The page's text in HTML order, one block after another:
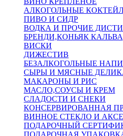
АЛКОГОЛЬНЫЕ
ПИВО И СИДР
ВОДКА И ПРОЧИЕ
БРЕНДИ,КОНЬЯК
ВИСКИ
ДИЖЕСТИВ
БЕЗАЛКОГОЛЬНЫЕ
СЫРЫ И МЯСНЫЕ
МАКАРОНЫ И РИС
МАСЛО,СОУСЫ И КРЕМ
СЛАДОСТИ И СНЕКИ
КОНСЕРВИРОВАННАЯ
ВИННОЕ СТЕКЛО И
ПОДАРОЧНЫЙ